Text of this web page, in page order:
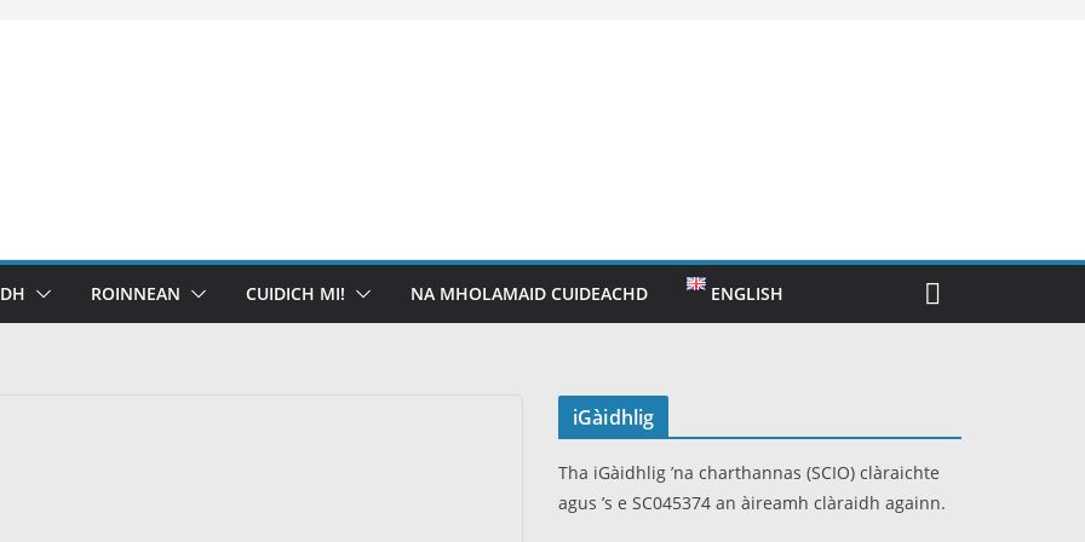
ROINNEAN CUIDICH MI! NA MHOLAMAID CUIDEACHD ENGLISH
iGàidhlig
Tha iGàidhlig ’na charthannas (SCIO) clàraichte
agus ’s e SC045374 an àireamh clàraidh againn.